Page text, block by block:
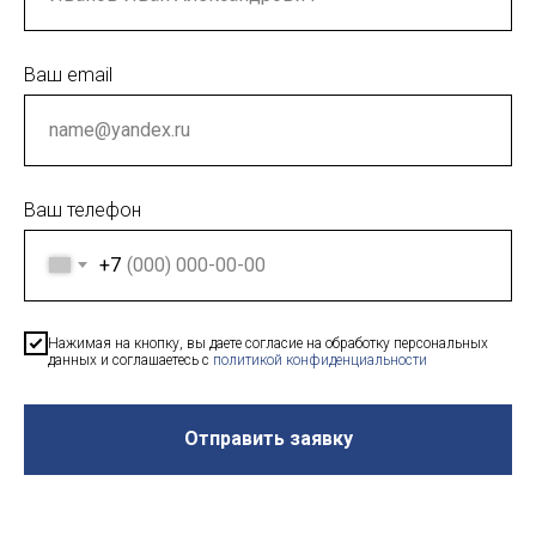
Ваш email
Ваш телефон
+7
Нажимая на кнопку, вы даете согласие на обработку персональных
данных и соглашаетесь c политикой конфиденциальности
Отправить заявку